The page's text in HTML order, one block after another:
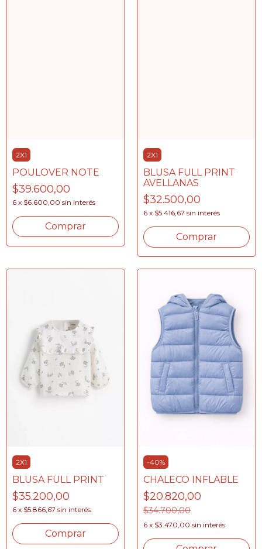
2X1
POULOVER NOTE
$39.600,00
6 x $6.600,00 sin interés
Comprar
2X1
BLUSA FULL PRINT
AVELLANAS
$32.500,00
6 x $5.416,67 sin interés
Comprar
2X1
BLUSA FULL PRINT
$35.200,00
6 x $5.866,67 sin interés
Comprar
-40%
CHALECO INFLABLE
$20.820,00
$34.700,00
6 x $3.470,00 sin interés